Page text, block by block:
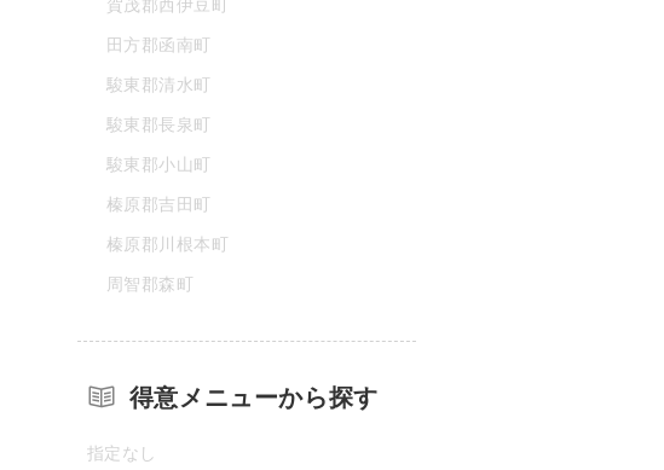
賀茂郡西伊豆町
田方郡函南町
駿東郡清水町
駿東郡長泉町
駿東郡小山町
榛原郡吉田町
榛原郡川根本町
周智郡森町
得意メニューから探す
指定なし